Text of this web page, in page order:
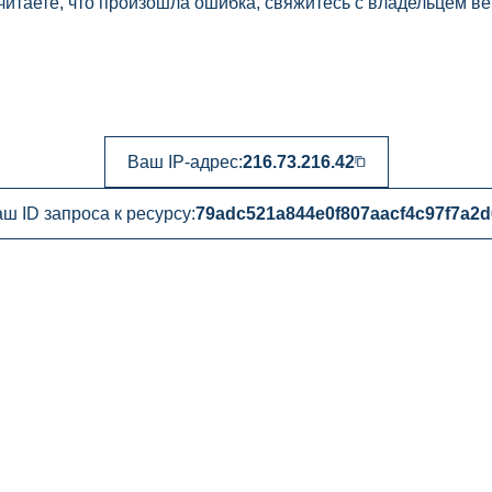
Ваш IP-адрес:216.73.216.42
ID запроса к ресурсу: